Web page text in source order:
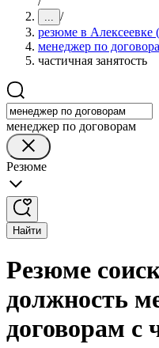
... /
резюме в Алексеевке
менеджер по
частичная занятость
менеджер по договорам
Резюме
Найти
Резюме
должность
договорам с